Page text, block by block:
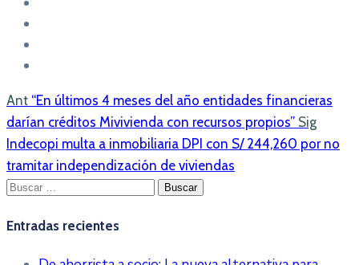
Ant “En últimos 4 meses del año entidades financieras
darían créditos Mivivienda con recursos propios” Sig
Indecopi multa a inmobiliaria DPI con S/ 244,260 por no
tramitar independización de viviendas
Buscar:
Entradas recientes